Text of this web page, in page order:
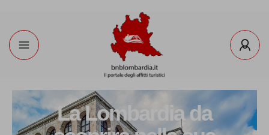
La Lombardia da